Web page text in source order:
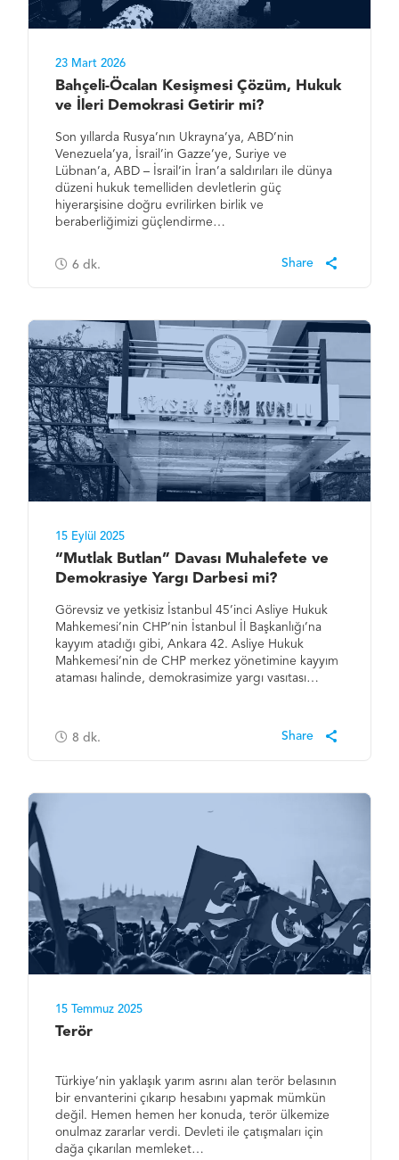
23 Mart 2026
Bahçeli-Öcalan Kesişmesi Çözüm, Hukuk
ve İleri Demokrasi Getirir mi?
Son yıllarda Rusya’nın Ukrayna’ya, ABD’nin
Venezuela’ya, İsrail’in Gazze’ye, Suriye ve
Lübnan’a, ABD – İsrail’in İran’a saldırıları ile dünya
düzeni hukuk temelliden devletlerin güç
hiyerarşisine doğru evrilirken birlik ve
beraberliğimizi güçlendirme…
6 dk.
15 Eylül 2025
“Mutlak Butlan” Davası Muhalefete ve
Demokrasiye Yargı Darbesi mi?
Görevsiz ve yetkisiz İstanbul 45’inci Asliye Hukuk
Mahkemesi’nin CHP’nin İstanbul İl Başkanlığı’na
kayyım atadığı gibi, Ankara 42. Asliye Hukuk
Mahkemesi’nin de CHP merkez yönetimine kayyım
ataması halinde, demokrasimize yargı vasıtası…
8 dk.
15 Temmuz 2025
Terör
Türkiye’nin yaklaşık yarım asrını alan terör belasının
bir envanterini çıkarıp hesabını yapmak mümkün
değil. Hemen hemen her konuda, terör ülkemize
onulmaz zararlar verdi. Devleti ile çatışmaları için
dağa çıkarılan memleket…